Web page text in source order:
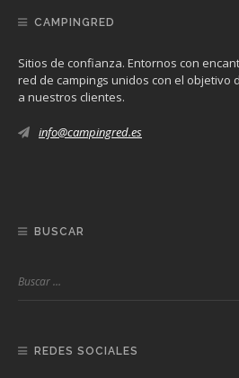
CAMPINGRED
Sitios de confianza. Entornos con
red de campings unidos con el objetivo
a nuestros clientes.
info@campingred.es
BUSCAR
REDES SOCIALES